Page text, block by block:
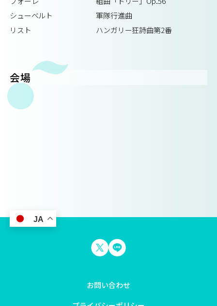
シューベルト 軍隊行進曲
リスト ハンガリー狂詩曲第2番
会場
JA
お問い合わせ